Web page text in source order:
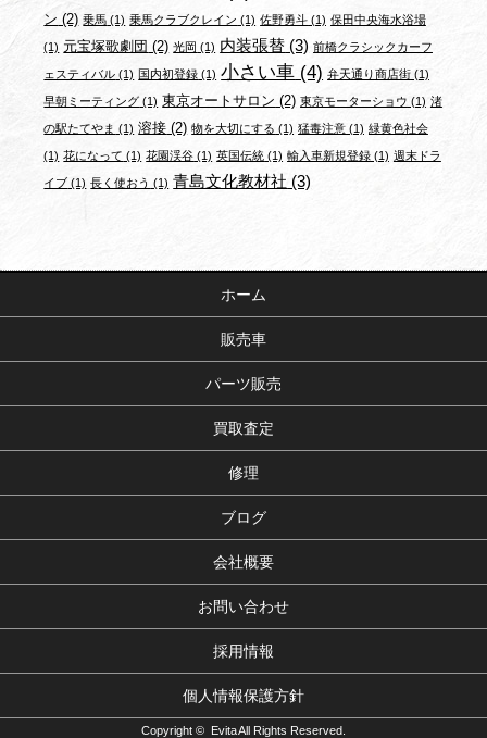
ン (2) 乗馬 (1) 乗馬クラブクレイン (1) 佐野勇斗 (1) 保田中央海水浴場
(1) 元宝塚歌劇団 (2) 光岡 (1) 内装張替 (3) 前橋クラシックカーフ
ェスティバル (1) 国内初登録 (1) 小さい車 (4) 弁天通り商店街(1)
早朝ミーティング (1) 東京オートサロン (2) 東京モーターショウ (1) 渚
の駅たてやま (1) 溶接 (2) 物を大切にする (1) 猛毒注意 (1) 緑黄色社会
(1) 花になって (1) 花園渓谷 (1) 英国伝統 (1) 輸入車新規登録(1) 週末ドラ
イブ (1) 長く使おう (1) 青島文化教材社 (3)
ホーム
販売車
パーツ販売
買取査定
修理
ブログ
会社概要
お問い合わせ
採用情報
個人情報保護方針
Copyright © Evita All Rights Reserved.